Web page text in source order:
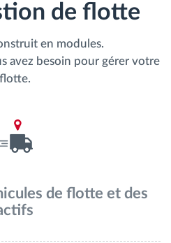
de flotte
en modules.
avez besoin pour gérer votre
flotte.
de flotte et des